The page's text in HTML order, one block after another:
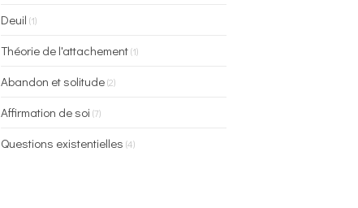
Deuil (1)
Théorie de l'attachement(1)
Abandon et solitude(2)
Affirmation de soi (7)
Questions existentielles (4)